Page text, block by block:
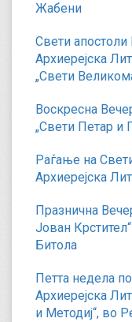
Жабени
Свети
Архиерејска
„Свети
Воскресна
„Свети Петар и
Раѓање на
Архиерејска
Празнична
Јован
Битола
Петта недела
Архиерејска
и Методиј“, во